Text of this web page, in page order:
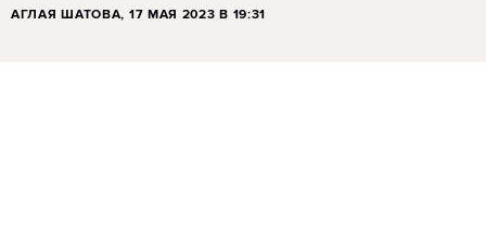
АГЛАЯ ШАТОВА, 17 МАЯ 2023 В 19:31